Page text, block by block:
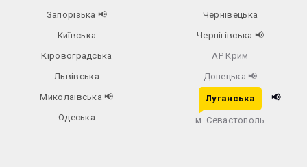
Запорізька 📢
Київська
Кіровоградська
Львівська
Миколаївська📢
Одеська
Чернівецька
Чернігівська 📢
АР Крим
Донецька 📢
Луганська 📢
м. Севастополь